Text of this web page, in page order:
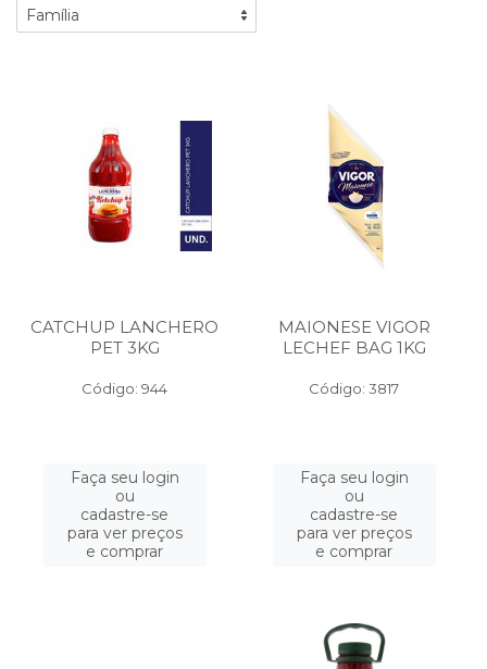
CATCHUP LANCHERO
PET 3KG
Código: 944
Faça seu login
ou
cadastre-se
para ver preços
e comprar
MAIONESE VIGOR
LECHEF BAG 1KG
Código: 3817
Faça seu login
ou
cadastre-se
para ver preços
e comprar